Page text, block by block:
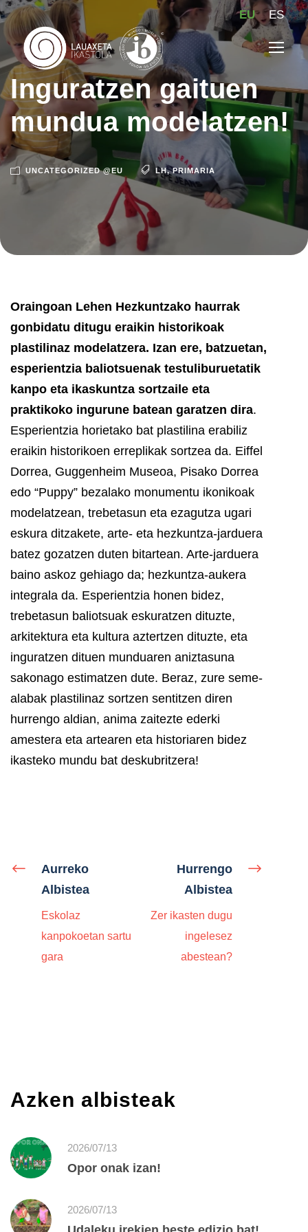
EU ES
Inguratzen gaituen
mundua modelatzen!
UNCATEGORIZED @EU LH, PRIMARIA
Oraingoan Lehen Hezkuntzako haurrak
gonbidatu ditugu eraikin historikoak
plastilinaz modelatzera. Izan ere, batzuetan,
esperientzia baliotsuenak testuliburuetatik
kanpo eta ikaskuntza sortzaile eta
praktikoko ingurune batean garatzen dira.
Esperientzia horietako bat plastilina erabiliz
eraikin historikoen erreplikak sortzea da. Eiffel
Dorrea, Guggenheim Museoa, Pisako Dorrea
edo “Puppy” bezalako monumentu ikonikoak
modelatzean, trebetasun eta ezagutza ugari
eskura ditzakete, arte- eta hezkuntza-jarduera
batez gozatzen duten bitartean. Arte-jarduera
baino askoz gehiago da; hezkuntza-aukera
integrala da. Esperientzia honen bidez,
trebetasun baliotsuak eskuratzen dituzte,
arkitektura eta kultura aztertzen dituzte, eta
inguratzen dituen munduaren aniztasuna
sakonago estimatzen dute. Beraz, zure seme-
alabak plastilinaz sortzen sentitzen diren
hurrengo aldian, anima zaitezte ederki
amestera eta artearen eta historiaren bidez
ikasteko mundu bat deskubritzera!
Aurreko
Albistea
Eskolaz
kanpokoetan sartu
gara
Hurrengo
Albistea
Zer ikasten dugu
ingelesez
abestean?
Azken albisteak
2026/07/13
Opor onak izan!
2026/07/13